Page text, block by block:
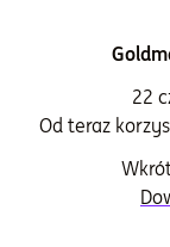
sportowców, do
odnieść.
To wszystko w
usłyszenia za
22
Od teraz